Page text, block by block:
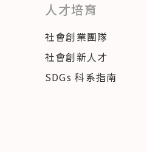
人才培育
社會創業團隊
社會創新人才
SDGs 科系指南